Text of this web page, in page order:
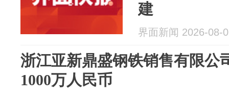
建
界面新闻 2026-08-
浙江亚新鼎盛钢铁销售有限公
1000万人民币